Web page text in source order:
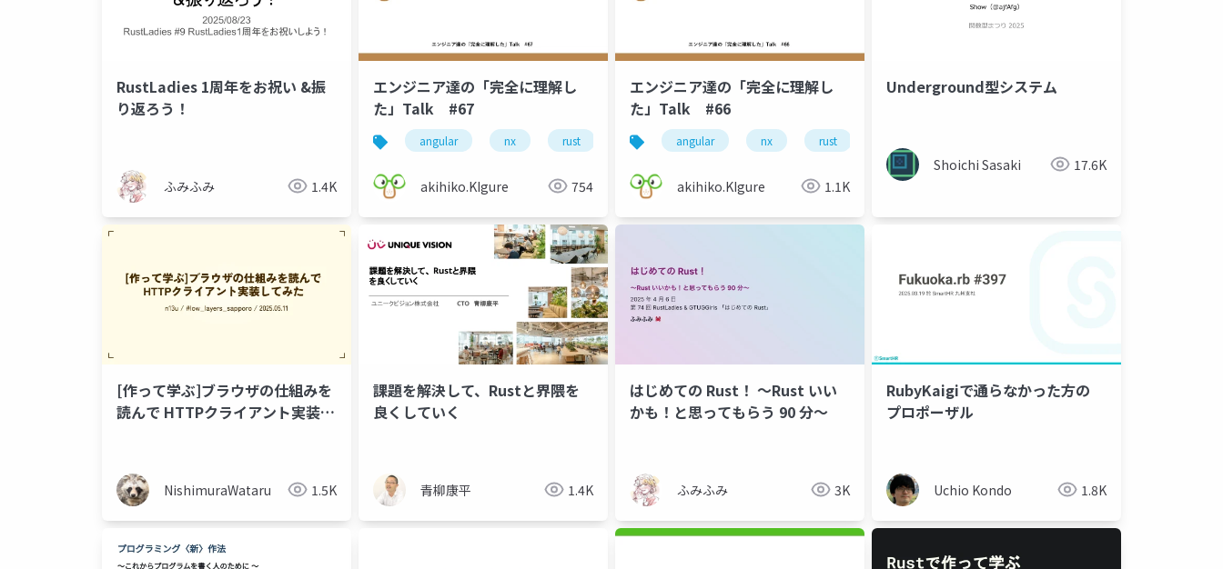
RustLadies 1周年をお祝い &振
り返ろう！
ふみふみ 1.4K
エンジニア達の「完全に理解し
た」Talk #67
angular nx rust firebase google cloud
akihiko.KIgure 754
エンジニア達の「完全に理解し
た」Talk #66
angular nx rust
akihiko.KIgure 1.1K
Underground型システム
Shoichi Sasaki 17.6K
[作って学ぶ]ブラウザの仕組みを
読んで HTTPクライアント実装し
NishimuraWataru 1.5K
課題を解決して、Rustと界隈を
良くしていく
青柳康平 1.4K
はじめての Rust！ 〜Rust いい
かも！と思ってもらう 90 分〜
ふみふみ 3K
RubyKaigiで通らなかった方の
プロポーザル
Uchio Kondo 1.8K